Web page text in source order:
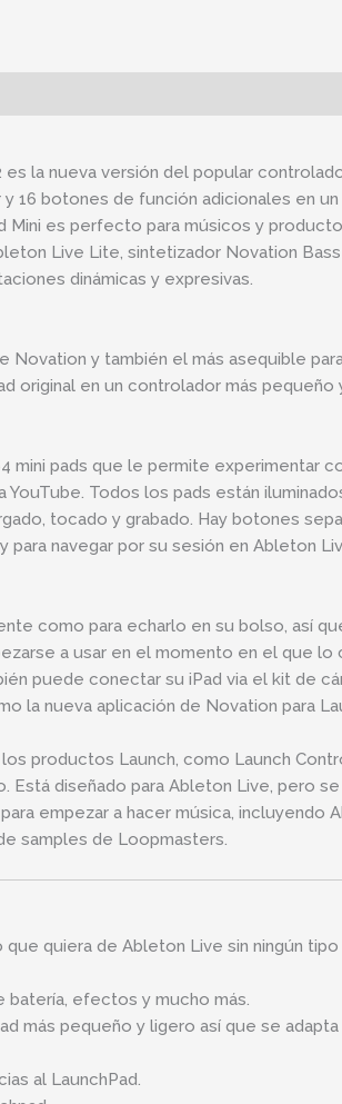
la nueva versión del popular
16 botones de función adicionales en
Mini es perfecto para músicos y
Live Lite, sintetizador Novation
dinámicas y expresivas.
Novation y también el más asequible
original en un controlador más pequeño
mini pads que le permite experimentar
Todos los pads están
tocado y grabado. Hay botones
navegar por su sesión en Ableton
como para echarlo en su bolso, así
a usar en el momento en el que lo
puede conectar su iPad via el kit de
la nueva aplicación de Novation para
productos Launch, como Launch
Está diseñado para Ableton Live, pero
empezar a hacer música, incluyendo
samples de Loopmasters.
quiera de Ableton Live sin ningún tipo
batería, efectos y mucho más.
más pequeño y ligero así que se
al LaunchPad.